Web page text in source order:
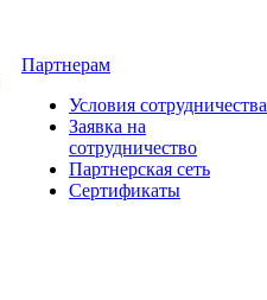
Партнерам
Условия сотрудничества
Заявка на
сотрудничество
Партнерская сеть
Сертификаты